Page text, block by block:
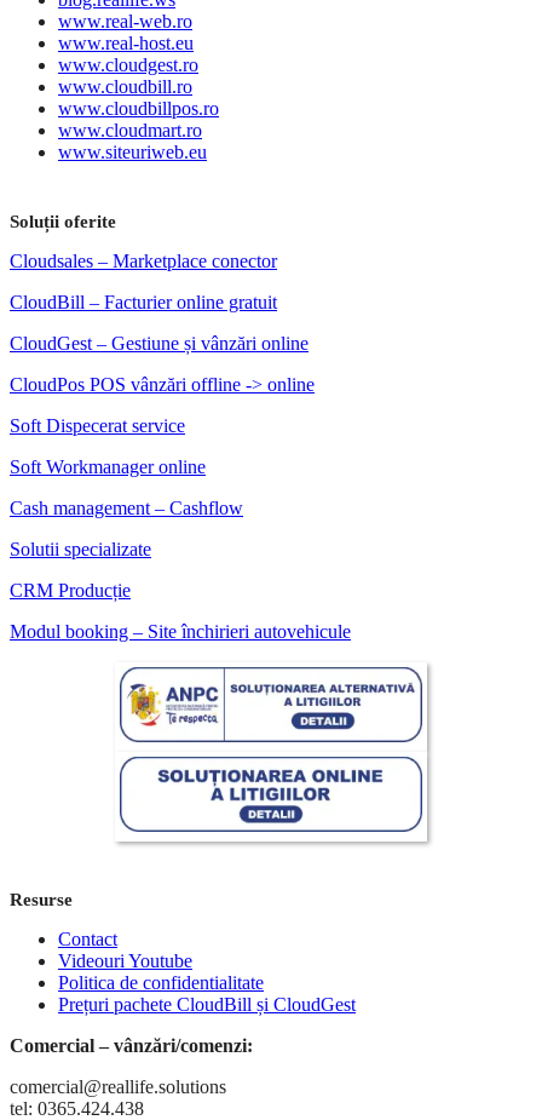
www.real-web.ro
www.real-host.eu
www.cloudgest.ro
www.cloudbill.ro
www.cloudbillpos.ro
www.cloudmart.ro
www.siteuriweb.eu
Soluții oferite
Cloudsales – Marketplace conector
CloudBill – Facturier online gratuit
CloudGest – Gestiune și vânzări online
CloudPos POS vânzări offline -> online
Soft Dispecerat service
Soft Workmanager online
Cash management – Cashflow
Solutii specializate
CRM Producție
Modul booking – Site închirieri autovehicule
Resurse
Contact
Videouri Youtube
Politica de confidentialitate
Prețuri pachete CloudBill și CloudGest
Comercial – vânzări/comenzi:
comercial@reallife.solutions
tel: 0365.424.438